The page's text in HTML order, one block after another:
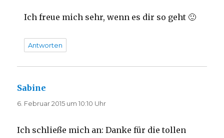
Ich freue mich sehr, wenn es dir so geht 🙂
Antworten
Sabine
6. Februar 2015 um 10:10 Uhr
Ich schließe mich an: Danke für die tollen